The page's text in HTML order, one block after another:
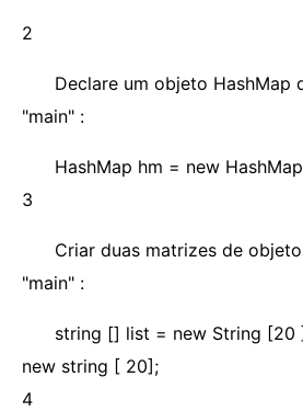
2
Declare um objeto HashMap
"main" :
HashMap hm = new
3
Criar duas matrizes de
"main" :
string [] list = new String [20
new string [ 20];
4